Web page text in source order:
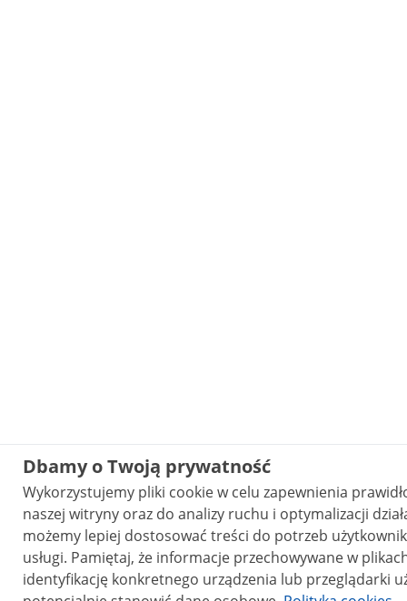
Dbamy o Twoją prywatność
Wykorzystujemy pliki cookie w celu zapewnienia
naszej witryny oraz do analizy ruchu i optymalizacji działania
możemy lepiej dostosować treści do potrzeb
usługi. Pamiętaj, że informacje przechowywane w plikach cookie mogą pozwalać na
identyfikację konkretnego urządzenia lub przeglądarki